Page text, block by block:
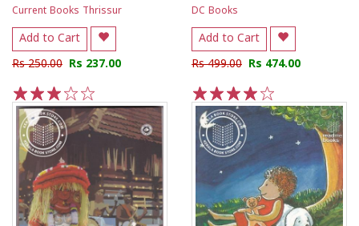
Current Books Thrissur
Add to Cart
Rs 250.00 Rs 237.00
5
4
3
2
1
DC Books
Add to Cart
Rs 499.00 Rs 474.00
5
4
3
2
1